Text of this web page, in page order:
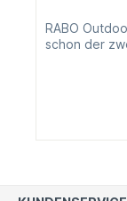
RABO
schon der